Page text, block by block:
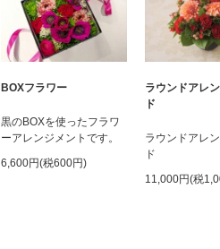
BOXフラワー
黒のBOXを使ったフラワ
ーアレンジメントです。
6,600円(税600円)
ラウンドアレ
ド
ラウンドアレ
ド
11,000円(税